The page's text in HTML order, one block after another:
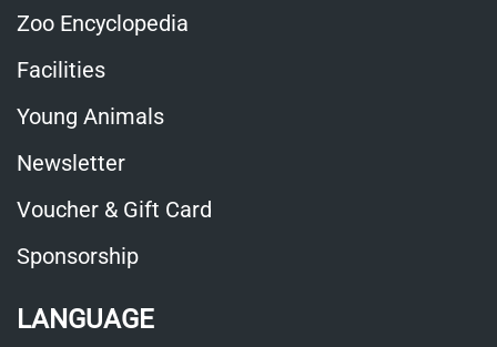
Zoo Encyclopedia
Facilities
Young Animals
Newsletter
Voucher & Gift Card
Sponsorship
LANGUAGE